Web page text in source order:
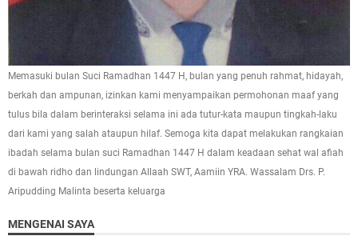
Memasuki bulan Suci Ramadhan 1447 H, bulan yang penuh rahmat, hidayah,
berkah dan ampunan, izinkan kami menyampaikan permohonan maaf yang
tulus bila dalam berinteraksi selama ini ada tutur-kata maupun tingkah-laku
dari kami yang salah ataupun hilaf. Semoga kita dapat melakukan rangkaian
ibadah selama bulan suci Ramadhan 1447 H dalam keadaan sehat wal afiah
di bawah ridho dan lindungan Allaah SWT, Aamiin YRA. Wassalam Drs. P.
Aripudding Malinta beserta keluarga
MENGENAI SAYA